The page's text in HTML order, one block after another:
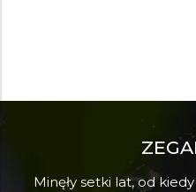
Minęły setki lat, od